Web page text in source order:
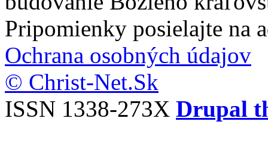
Pripomienky posielajte na
Ochrana osobných údajov
© Christ-Net.Sk
ISSN 1338-273X Drupal